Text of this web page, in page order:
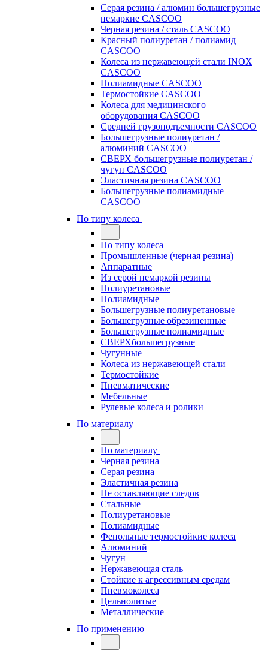
Серая резина / алюмин большегрузные
немаркие CASCOO
Черная резина / сталь CASCOO
Красный полиуретан / полиамид
CASCOO
Колеса из нержавеющей стали INOX
CASCOO
Полиамидные CASCOO
Термостойкие CASCOO
Колеса для медицинского
оборудования CASCOO
Средней грузоподъемности CASCOO
Большегрузные полиуретан /
алюминий CASCOO
СВЕРХ большегрузные полиуретан /
чугун CASCOO
Эластичная резина CASCOO
Большегрузные полиамидные
CASCOO
По типу колеса
По типу колеса
Промышленные (черная резина)
Аппаратные
Из серой немаркой резины
Полиуретановые
Полиамидные
Большегрузные полиуретановые
Большегрузные обрезиненные
Большегрузные полиамидные
СВЕРХбольшегрузные
Чугунные
Колеса из нержавеющей стали
Термостойкие
Пневматические
Мебельные
Рулевые колеса и ролики
По материалу
По материалу
Черная резина
Серая резина
Эластичная резина
Не оставляющие следов
Стальные
Полиуретановые
Полиамидные
Фенольные термостойкие колеса
Алюминий
Чугун
Нержавеющая сталь
Стойкие к агрессивным средам
Пневмоколеса
Цельнолитые
Металлические
По применению